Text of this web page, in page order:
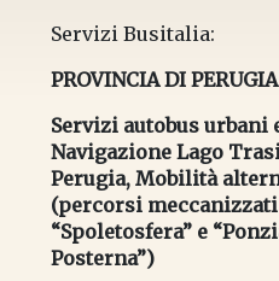
Servizi Busitalia:
PROVINCIA DI PERUGIA
Servizi autobus urbani
Navigazione Lago
Perugia, Mobilità
(percorsi
“Spoletosfera” e
Posterna”)